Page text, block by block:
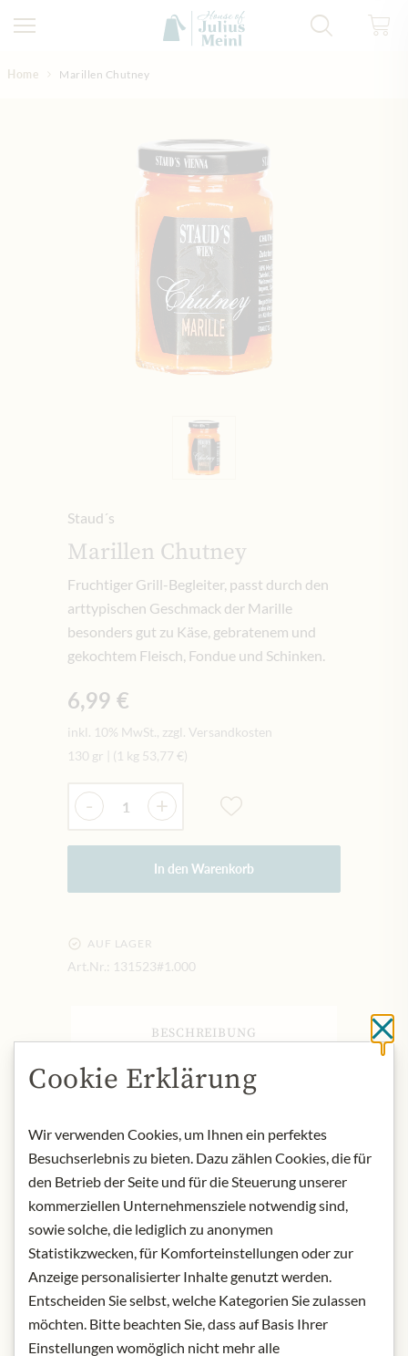
Home Marillen Chutney
Staud´s
Marillen Chutney
Fruchtiger Grill-Begleiter, passt durch den
arttypischen Geschmack der Marille
besonders gut zu Käse, gebratenem und
gekochtem Fleisch, Fondue und Schinken.
6,99 €
inkl. 10% MwSt., zzgl. Versandkosten
130 gr
(1 kg 53,77 €)
Menge
- +
In den Warenkorb
AUF LAGER
Art.Nr.: 131523#1.000
BESCHREIBUNG
Produktbezeichnung: Chutney
Marille
Aufbewahrung: Nach dem Öffnen im
Kühlschrank aufbewahren.
Kontakt: Staud‘s Wien, Hubergasse 3,
A-1160 Wien
* Wir bitten um Verständnis, dass das
Produktdesign von der Abbildung
abweichen kann.
ZUTATEN & ALLERGENE
Cookie Erklärung
Wir verwenden Cookies, um Ihnen ein perfektes
Besuchserlebnis zu bieten. Dazu zählen Cookies, die für
den Betrieb der Seite und für die Steuerung unserer
kommerziellen Unternehmensziele notwendig sind,
sowie solche, die lediglich zu anonymen
Statistikzwecken, für Komforteinstellungen oder zur
Anzeige personalisierter Inhalte genutzt werden.
Entscheiden Sie selbst, welche Kategorien Sie zulassen
möchten. Bitte beachten Sie, dass auf Basis Ihrer
Einstellungen womöglich nicht mehr alle